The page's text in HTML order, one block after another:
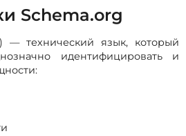
Schema.org
— технический язык, который
идентифицировать и